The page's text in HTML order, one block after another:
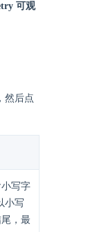
可观
然后点
写字
小写
，最